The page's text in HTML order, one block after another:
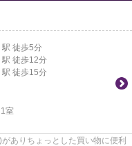
駅 徒歩5分
駅 徒歩12分
駅 徒歩15分
1室
ありちょっとした買い物に便利